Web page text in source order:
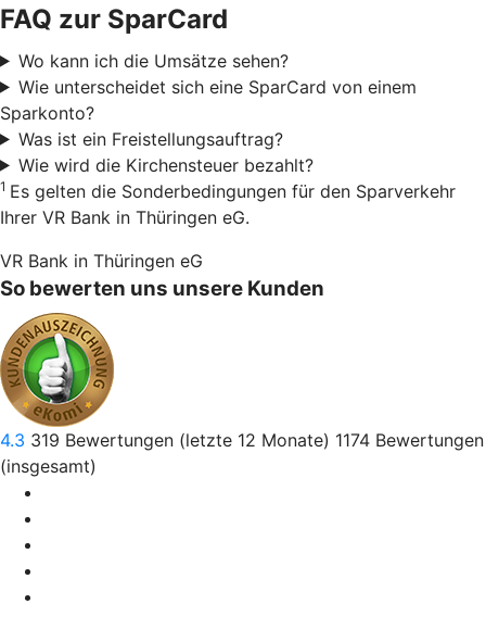
FAQ zur SparCard
Wo kann ich die Umsätze sehen?
Wie unterscheidet sich eine SparCard von einem
Sparkonto?
Was ist ein Freistellungsauftrag?
Wie wird die Kirchensteuer bezahlt?
1 Es gelten die Sonderbedingungen für den Sparverkehr
Ihrer VR Bank in Thüringen eG.
VR Bank in Thüringen eG
So bewerten uns unsere Kunden
4.3 319 Bewertungen (letzte 12 Monate) 1174 Bewertungen
(insgesamt)